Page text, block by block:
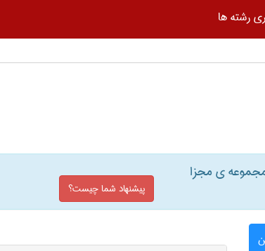
رشته ها
ی مجزا
پیشنهاد شما چیست؟